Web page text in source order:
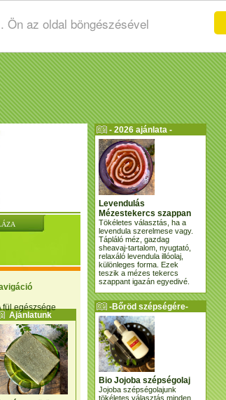
az oldal böngészésével
fül egészsége
- 2026 ajánlata -
Levendulás
Mézestekercs szappan
Tökéletes választás, ha a
levendula szerelmese vagy.
Tápláló méz, gazdag
sheavaj-tartalom, nyugtató,
relaxáló levendula illóolaj,
különleges forma. Ezek
teszik a mézes tekercs
szappant igazán egyedivé.
-Bőröd szépségére-
Bio Jojoba szépségolaj
Jojoba szépségolajunk
tökéletes választás minden